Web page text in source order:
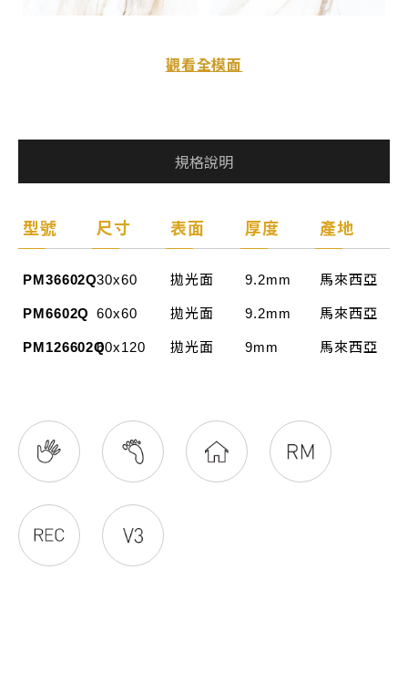
觀看全模面
規格說明
型號 尺寸 表面 厚度 產地
PM36602Q30x60 拋光面 9.2mm 馬來西亞
PM6602Q 60x60 拋光面 9.2mm 馬來西亞
PM126602Q60x120 拋光面 9mm 馬來西亞